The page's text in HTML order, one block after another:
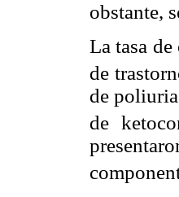
obstante,
La tasa
de
de
de